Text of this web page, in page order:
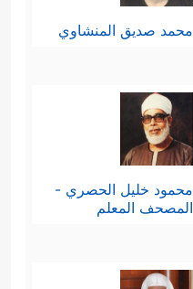
محمد صديق المنشاوي
محمود خليل الحصري -
المصحف المعلم